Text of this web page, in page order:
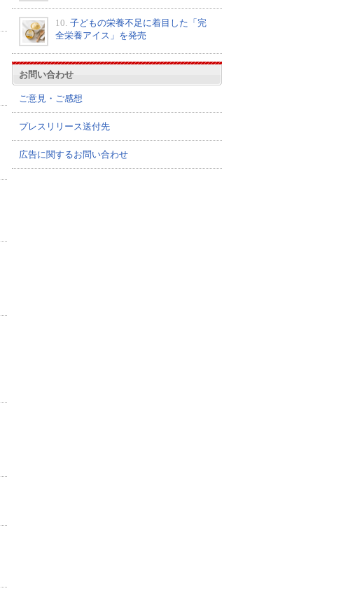
10. 子どもの栄養不足に着目した「完
全栄養アイス」を発売
お問い合わせ
ご意見・ご感想
プレスリリース送付先
広告に関するお問い合わせ